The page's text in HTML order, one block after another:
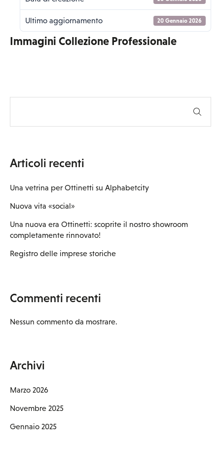
Articoli recenti
Una vetrina per Ottinetti su Alphabetcity
Nuova vita «social»
Una nuova era Ottinetti: scoprite il nostro showroom
completamente rinnovato!
Registro delle imprese storiche
Commenti recenti
Nessun commento da mostrare.
Archivi
Marzo 2026
Novembre 2025
Gennaio 2025
Ultimo aggiornamento 20 Gennaio 2026
Immagini Collezione Professionale